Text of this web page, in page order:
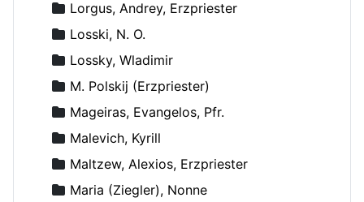
Lorgus, Andrey, Erzpriester
Losski, N. O.
Lossky, Wladimir
M. Polskij (Erzpriester)
Mageiras, Evangelos, Pfr.
Malevich, Kyrill
Maltzew, Alexios, Erzpriester
Maria (Ziegler), Nonne